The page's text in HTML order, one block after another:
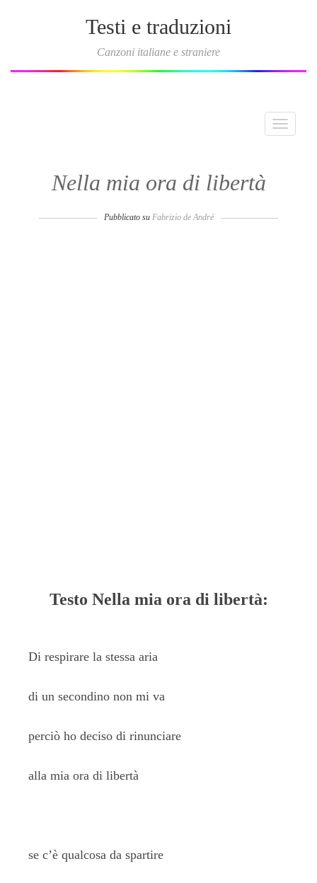
Testi e traduzioni
Canzoni italiane e straniere
Toggle
Nella mia ora di libertà
Pubblicato su Fabrizio de André
Testo Nella mia ora di libertà:
Di respirare la stessa aria
di un secondino non mi va
perciò ho deciso di rinunciare
alla mia ora di libertà
se c’è qualcosa da spartire